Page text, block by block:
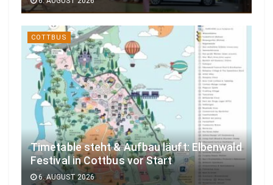
COTTBUS
Timetable steht & Aufbau läuft: Elbenwald
Festival in Cottbus vor Start
6. AUGUST 2026